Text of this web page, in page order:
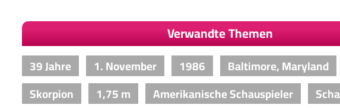
Verwandte Themen
39 Jahre 1. November 1986 Baltimore, Maryland
Skorpion
1,75 m Amerikanische Schauspieler